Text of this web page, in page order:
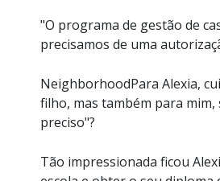
"O programa de gestão de
precisamos de uma
NeighborhoodPara Alexia,
filho, mas também para mim,
preciso"?
Tão impressionada ficou